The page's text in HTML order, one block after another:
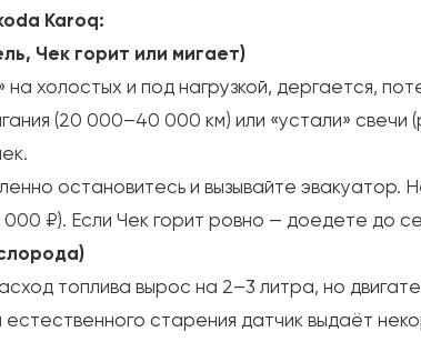
Karoq:
Чек горит или мигает)
холостых и под нагрузкой, дергается,
(20 000–40 000 км) или «устали»
остановитесь и вызывайте эвакуатор.
₽). Если Чек горит ровно — доедете до
топлива вырос на 2–3 литра, но
естественного старения датчик выдаёт